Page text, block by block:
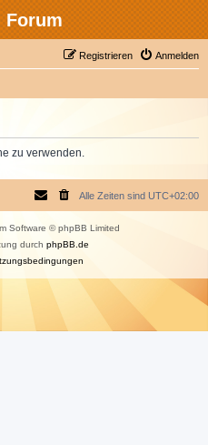
Forum
Anmelden
Registrieren
zu verwenden.
Alle Zeiten sind UTC+02:00
Software © phpBB Limited
durch phpBB.de